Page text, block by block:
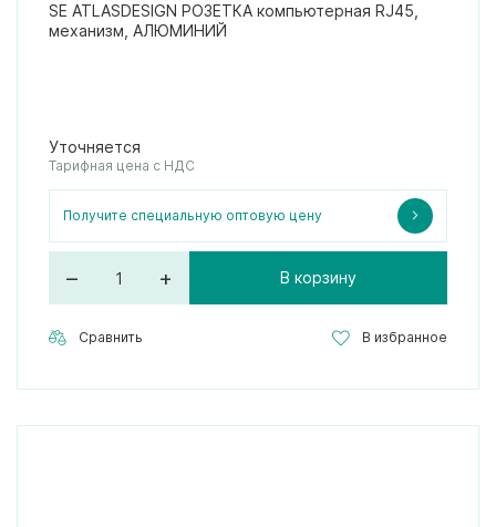
SE ATLASDESIGN РОЗЕТКА компьютерная RJ45,
механизм, АЛЮМИНИЙ
Уточняется
Тарифная цена с НДС
Получите специальную оптовую цену
– + В корзину
Сравнить В избранное